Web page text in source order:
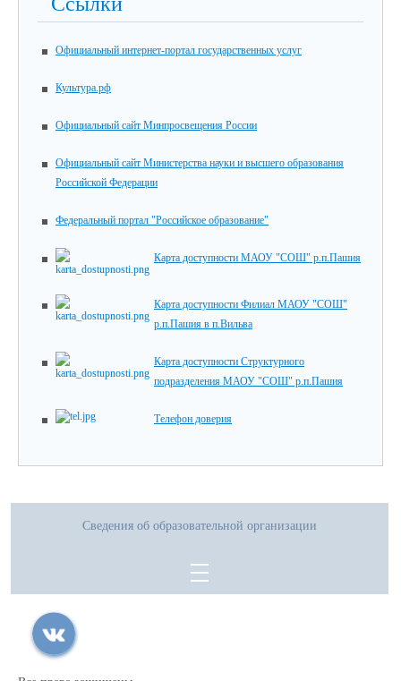
Официальный интернет-портал государственных услуг
Культура.рф
Официальный сайт Минпросвещения России
Официальный сайт Министерства науки и высшего образования
Российской Федерации
Федеральный портал "Российское образование"
Карта доступности МАОУ "СОШ" р.п.Пашия
Карта доступности Филиал МАОУ "СОШ"
р.п.Пашия в п.Вильва
Карта доступности Структурного
подразделения МАОУ "СОШ" р.п.Пашия
Телефон доверия
Сведения об образовательной организации